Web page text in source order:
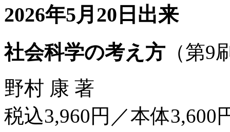
2026年5月20日出来
社会科学の考え方 （第9
野村 康 著
税込3,960円／本体3,600